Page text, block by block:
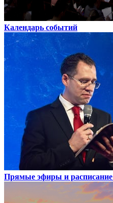
Календарь событий
Прямые эфиры и расписание